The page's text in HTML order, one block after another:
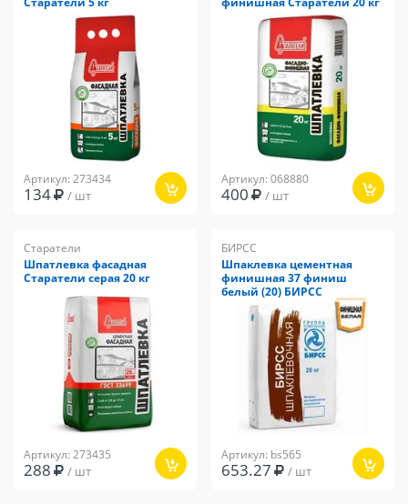
Артикул: 273434
134 / шт
Артикул: 068880
400 / шт
Старатели
Шпатлевка фасадная
Старатели серая 20 кг
Артикул: 273435
288 / шт
БИРСС
Шпаклевка цементная
финишная 37 финиш
белый (20) БИРСС
Артикул: bs565
653.27 / шт